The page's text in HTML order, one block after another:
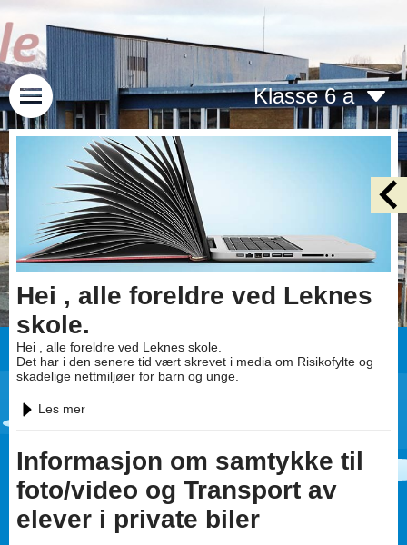
Klasse 6 a
Hei , alle foreldre ved Leknes
skole.
Hei , alle foreldre ved Leknes skole.
Det har i den senere tid vært skrevet i media om Risikofylte og
skadelige nettmiljøer for barn og unge.
Les mer
Informasjon om samtykke til
foto/video og Transport av
elever i private biler